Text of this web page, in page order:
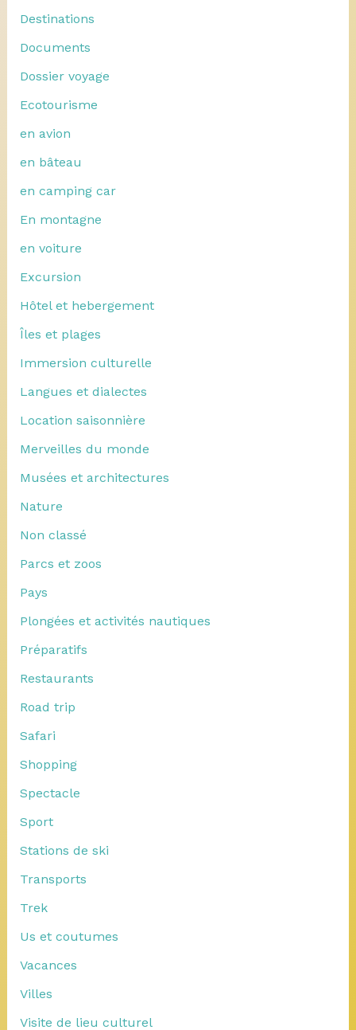
Destinations
Documents
Dossier voyage
Ecotourisme
en avion
en bâteau
en camping car
En montagne
en voiture
Excursion
Hôtel et hebergement
Îles et plages
Immersion culturelle
Langues et dialectes
Location saisonnière
Merveilles du monde
Musées et architectures
Nature
Non classé
Parcs et zoos
Pays
Plongées et activités nautiques
Préparatifs
Restaurants
Road trip
Safari
Shopping
Spectacle
Sport
Stations de ski
Transports
Trek
Us et coutumes
Vacances
Villes
Visite de lieu culturel